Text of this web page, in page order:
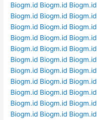
Biogm.id Biogm.id Biogm.id
Biogm.id Biogm.id Biogm.id
Biogm.id Biogm.id Biogm.id
Biogm.id Biogm.id Biogm.id
Biogm.id Biogm.id Biogm.id
Biogm.id Biogm.id Biogm.id
Biogm.id Biogm.id Biogm.id
Biogm.id Biogm.id Biogm.id
Biogm.id Biogm.id Biogm.id
Biogm.id Biogm.id Biogm.id
Biogm.id Biogm.id Biogm.id